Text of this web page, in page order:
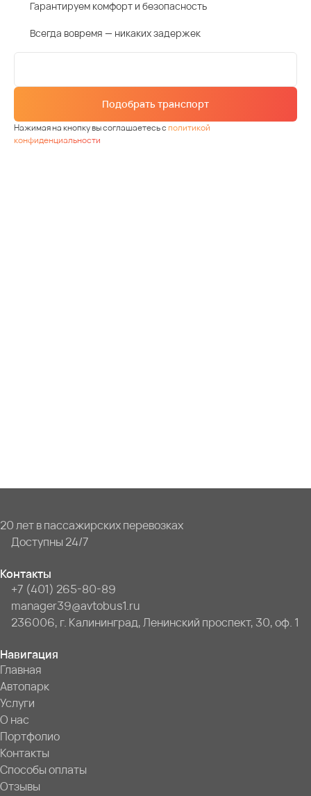
Гарантируем комфорт и безопасность
Всегда вовремя — никаких задержек
Подобрать транспорт
Нажимая на кнопку вы соглашаетесь сполитикой
конфиденциальности
20 лет в пассажирских перевозках
Доступны 24/7
Контакты
+7 (401) 265-80-89
manager39@avtobus1.ru
236006, г. Калининград, Ленинский проспект, 30, оф. 1
Навигация
Главная
Автопарк
Услуги
О нас
Портфолио
Контакты
Способы оплаты
Отзывы